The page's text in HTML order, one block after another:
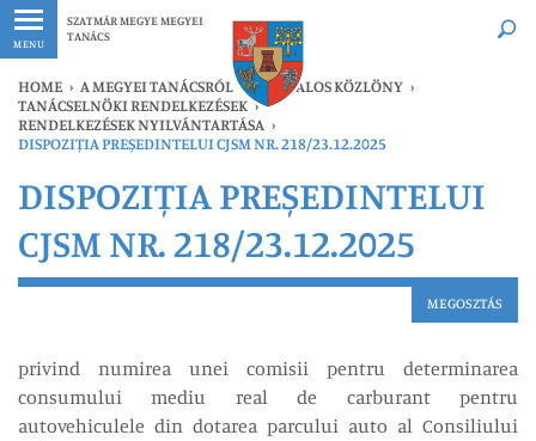
MENU
SZATMÁR MEGYE MEGYEI
TANÁCS
Legfrissebb Bármikor
HOME › A MEGYEI TANÁCSRÓL › HIVATALOS KÖZLÖNY ›
TANÁCSELNÖKI RENDELKEZÉSEK ›
RENDELKEZÉSEK NYILVÁNTARTÁSA ›
DISPOZIȚIA PREȘEDINTELUI CJSM NR. 218/23.12.2025
DISPOZIȚIA PREȘEDINTELUI
CJSM NR. 218/23.12.2025
MEGOSZTÁS
privind numirea unei comisii pentru determinarea
consumului mediu real de carburant pentru
autovehiculele din dotarea parcului auto al Consiliului